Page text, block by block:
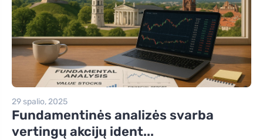
29 spalio, 2025
Fundamentinės analizės svarba
vertingų akcijų ident...